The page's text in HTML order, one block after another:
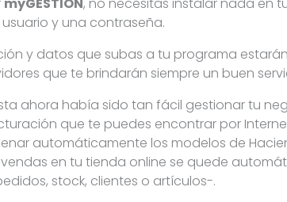
y una contraseña.
y datos que subas a tu programa
que te brindarán siempre un buen
ahora había sido tan fácil gestionar tu
que te puedes encontrar por
automáticamente los modelos de
en tu tienda online se quede
stock, clientes o artículos-.